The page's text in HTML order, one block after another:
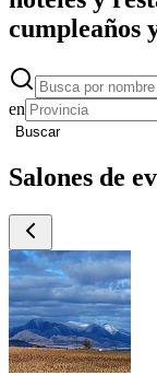
cumpleaños
en
Buscar
Salones de